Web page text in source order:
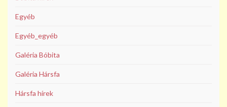
Egyéb
Egyéb_egyéb
Galéria Bóbita
Galéria Hársfa
Hársfa hírek